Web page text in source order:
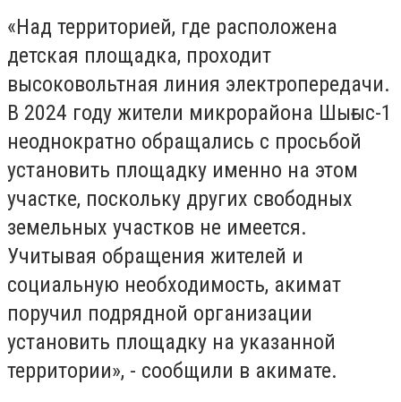
«Над территорией, где расположена
детская площадка, проходит
высоковольтная линия электропередачи.
В 2024 году жители микрорайона Шығыс-1
неоднократно обращались с просьбой
установить площадку именно на этом
участке, поскольку других свободных
земельных участков не имеется.
Учитывая обращения жителей и
социальную необходимость, акимат
поручил подрядной организации
установить площадку на указанной
территории», - сообщили в акимате.